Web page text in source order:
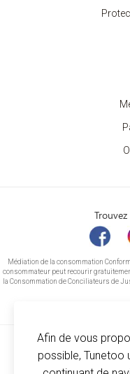
Médiation de la consommation
consommateur peut recourir
la Consommation de Conciliateurs de
Afin de vous
possible, Tunetoo